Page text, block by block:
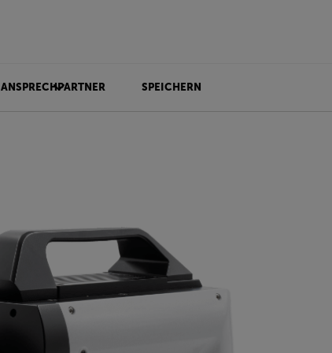
ANSPRECHPARTNER SPEICHERN